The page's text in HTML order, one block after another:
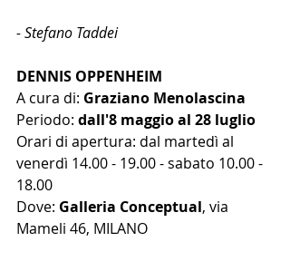
- Stefano Taddei
DENNIS OPPENHEIM
A cura di: Graziano Menolascina
Periodo: dall'8 maggio al 28 luglio
Orari di apertura: dal martedì al
venerdì 14.00 - 19.00 - sabato 10.00 -
18.00
Dove: Galleria Conceptual, via
Mameli 46, MILANO